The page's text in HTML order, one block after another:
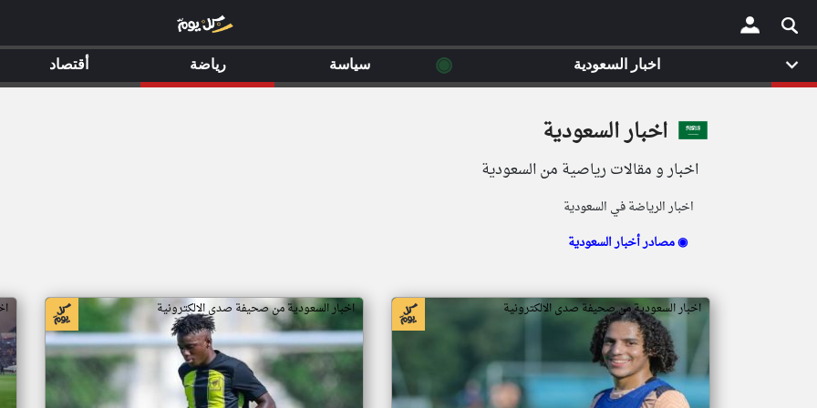
× اخبار السعودية
اخبار و مقالات رياصية من السعودية
اخبار الرياضة في السعودية
مصادر أخبار السعودية ◉
اخبار السعودية من صحيفة صدى الالكترونية اخبار السعودية من صحيفة صدى الالكترونية
اخبار السعودية ◉ سياسة رياضة أقتصاد